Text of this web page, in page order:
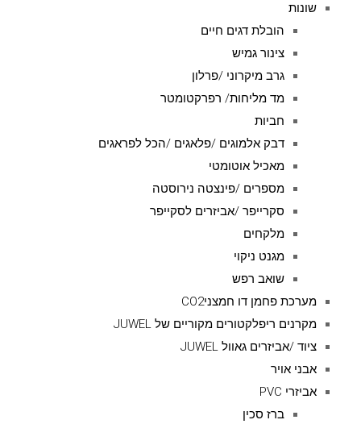
שונות
הובלת דגים חיים
צינור גמיש
גרב מיקרוני /פרלון
מד מליחות/ רפרקטומטר
חביות
דבק אלמוגים /פלאגים /הכל לפראגים
מאכיל אוטומטי
מספרים /פינצטה נירוסטה
סקרייפר /אביזרים לסקייפר
מלקחים
מגנט ניקוי
שואב רפש
מערכת פחמן דו חמצניCO2
מקרנים ריפלקטורים מקוריים של JUWEL
ציוד /אביזרים גאוול JUWEL
אבני אויר
אביזרי PVC
ברז סכין